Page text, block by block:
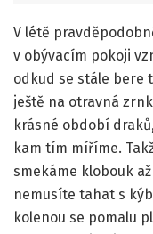
V létě
v obývacím pokoji
odkud se stále bere
ještě na otravná
krásné období
kam tím míříme.
smekáme klobouk
nemusíte tahat s
kolenou se pomalu